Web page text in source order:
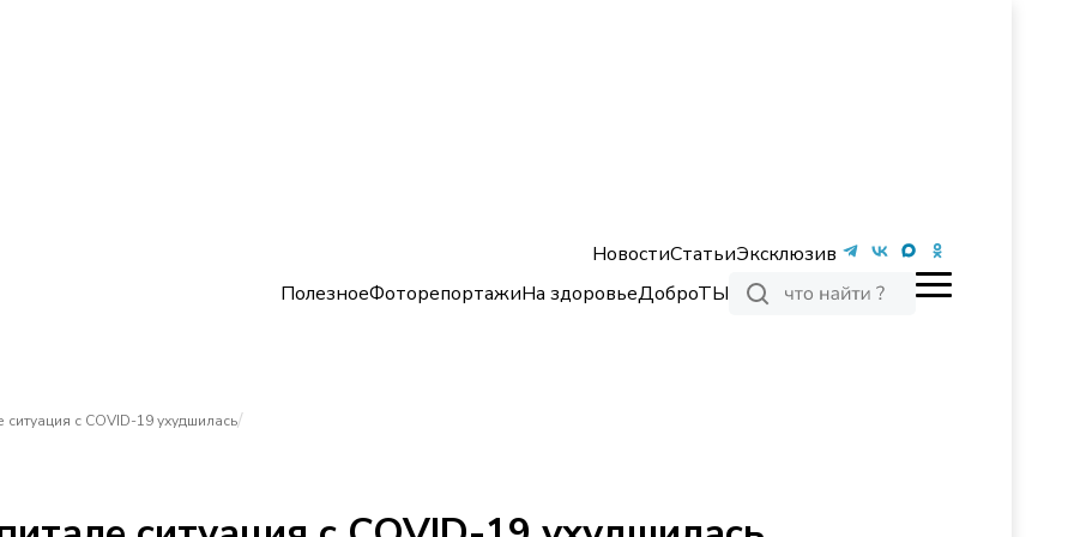
НовостиСтатьиЭксклюзив
ПолезноеФоторепортажиНа здоровьеДоброТЫ
с COVID-19 ухудшилась/